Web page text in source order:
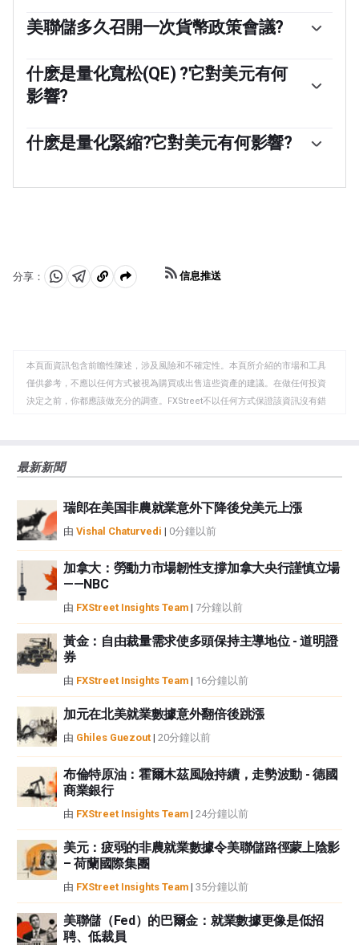
美聯儲多久召開一次貨幣政策會議?
(FOMC)評估經濟狀況並做出貨幣政策決定。聯邦公開市場
委員會由12名美聯儲官員參加，其中包括7名理事會成
員、紐約聯邦儲備銀行行長，以及其余11名地區儲備銀行
流擔任。」
什麽是量化寬松(QE) ?它對美元有何
影響?
量化寬松是美聯儲在陷入困境的金融體系中大幅增加信貸
流動的過程。這是一種非標準的政策措施，在危機或通脹
器。它涉及到美聯儲印刷更多的美元，並用這些美元從金
什麽是量化緊縮?它對美元有何影響?
融機構購買債券，不再將其持有的到期債券的本金再投資
分享：
分 分 複
板
信息推送
本頁面資訊包含前瞻性陳述，涉及風險和不確定性。本頁所介紹的市場和工具
僅供參考，不應以任何方式被視為購買或出售這些資產的建議。在做任何投資
決定之前，你都應該做充分的調查。FXStreet不以任何方式保證該資訊沒有錯
觀點，並不代表FXStreet或其廣告商的官方政策或立場。作者不對本頁連結的
如果文章正文中沒有明確提到，在撰寫本文時，作者在本文中提到的任何股票
中都沒有頭寸，也沒有與文中提到的任何公司有業務關係。除了FXStreet，作
者沒有收到撰寫這篇文章的報酬。
FXStreet和作者不提供個性化的建議。作者對該資訊的準確性、完整性或適用
性不作任何陳述。FXStreet和作者將不承擔任何錯誤，遺漏或任何損失，傷害
或損害由此資訊及其顯示或使用引起的。錯誤和遺漏除外。本文作者和
FXStreet並非註冊投資顧問，本文內容無意提供任何投資建議。
最新新聞
瑞郎在美国非農就業意外下降後兌美元上漲
由 Vishal Chaturvedi | 0分鐘以前
加拿大：勞動力市場韌性支撐加拿大央行謹慎立場
——NBC
由 FXStreet Insights Team | 7分鐘以前
黃金：自由裁量需求使多頭保持主導地位 - 道明證
券
由 FXStreet Insights Team | 16分鐘以前
加元在北美就業數據意外翻倍後跳漲
由 Ghiles Guezout | 20分鐘以前
布倫特原油：霍爾木茲風險持續，走勢波動 - 德國
商業銀行
由 FXStreet Insights Team | 24分鐘以前
美元：疲弱的非農就業數據令美聯儲路徑蒙上陰影
– 荷蘭國際集團
由 FXStreet Insights Team | 35分鐘以前
美聯儲（Fed）的巴爾金：就業數據更像是低招
聘、低裁員